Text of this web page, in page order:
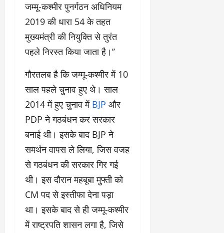
जम्मू-कश्मीर पुनर्गठन अधिनियम
2019 की धारा 54 के तहत
मुख्यमंत्री की नियुक्ति से तुरंत
पहले निरस्त किया जाता है।’’
गौरतलब है कि जम्मू-कश्मीर में 10
साल पहले चुनाव हुए थे। साल
2014 में हुए चुनाव में BJP और
PDP ने गठबंधन कर सरकार
बनाई थी। इसके बाद BJP ने
समर्थन वापस ले लिया, जिस वजह
से गठबंधन की सरकार गिर गई
थी। इस दौरान महबूबा मुफ्ती को
CM पद से इस्तीफा देना पड़ा
था। इसके बाद से ही जम्मू-कश्मीर
में राष्ट्रपति शासन लगा है, जिसे